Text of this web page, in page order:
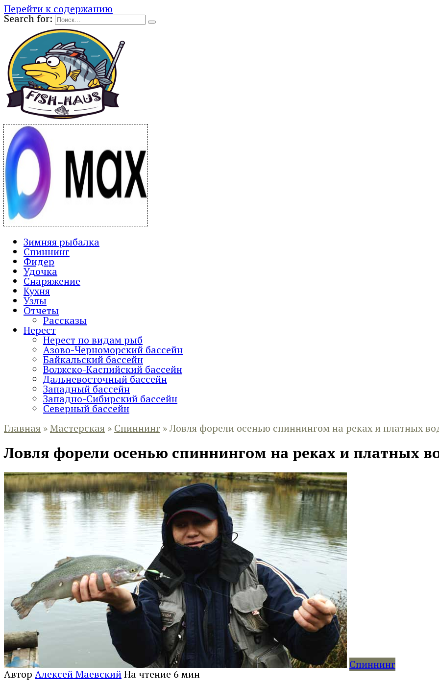
Перейти к содержанию
Search for:
Зимняя рыбалка
Спиннинг
Фидер
Удочка
Снаряжение
Кухня
Узлы
Отчеты
Рассказы
Нерест
Нерест по видам рыб
Азово-Черноморский бассейн
Байкальский бассейн
Волжско-Каспийский бассейн
Дальневосточный бассейн
Западный бассейн
Западно-Сибирский бассейн
Северный бассейн
Главная »Мастерская » Спиннинг »Ловля форели осенью спиннингом на реках и платных
Ловля форели осенью спиннингом на реках и платных
Спиннинг
Автор Алексей МаевскийНа чтение 6 мин